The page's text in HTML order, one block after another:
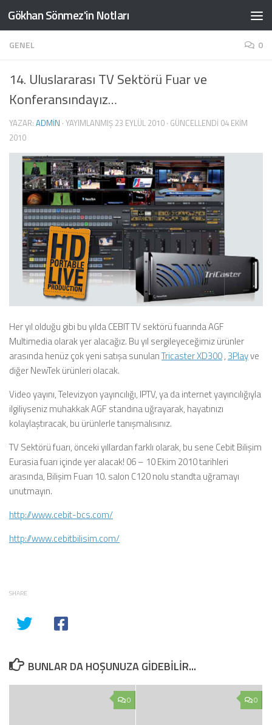
Skip to content
Gökhan Sönmez'in Notları
GENEL 0
14. Uluslararası TV Sektörü Fuar ve
Konferansındayız…
YAZAR: ADMIN · YAYIMLANMIŞ 23 EYLÜL 2010 · GÜNCELLENDI 04 EKIM
2010
Her yıl olduğu gibi bu yılda CEBIT TV sektörü fuarında AGF
Multimedia olarak yer alacağız. Bu yıl sergileyeceğimiz ürünler
arasında henüz çok yeni satışa sunulanTricaster XD300, 3Playve
diğer NewTek ürünleri olacak.
Video yayını, Televizyon yayıncılığı, IPTV, ya da internet yayıncılığıyla
ilgiliyseniz muhakkak AGF standına uğrayarak, hayatınızı
kolaylaştıracak, bu ürünlerle tanışmalısınız.
TV Sektörü fuarı, önceki yıllardan farklı olarak, bu sene Cebit Bilişim
Eurasia fuarı içinde yer alacak! 06 – 10 Ekim 2010 tarihleri
arasında, Bilişim Fuarı 10. salon C120 nolu standta uğramayı
unutmayın.
http://www.cebit-bcs.com/
http://www.cebitbilisim.com/
SHARE
BUNLAR DA HOŞUNUZA GIDEBILIR...
0 0